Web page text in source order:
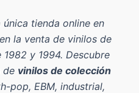
única tienda online en
la venta de vinilos de
y 1994. Descubre
de vinilos de colección
pop, EBM, industrial,